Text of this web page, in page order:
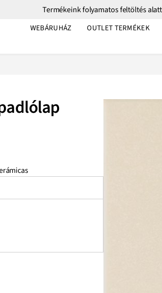
Termékeink folyamatos feltöltés
WEBÁRUHÁZ OUTLET TERMÉKEK